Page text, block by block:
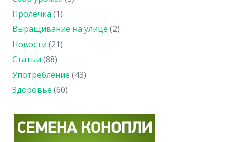
Пролечка (1)
Выращивание на улице (2)
Новости (21)
Статьи (88)
Употребление (43)
Здоровье (60)